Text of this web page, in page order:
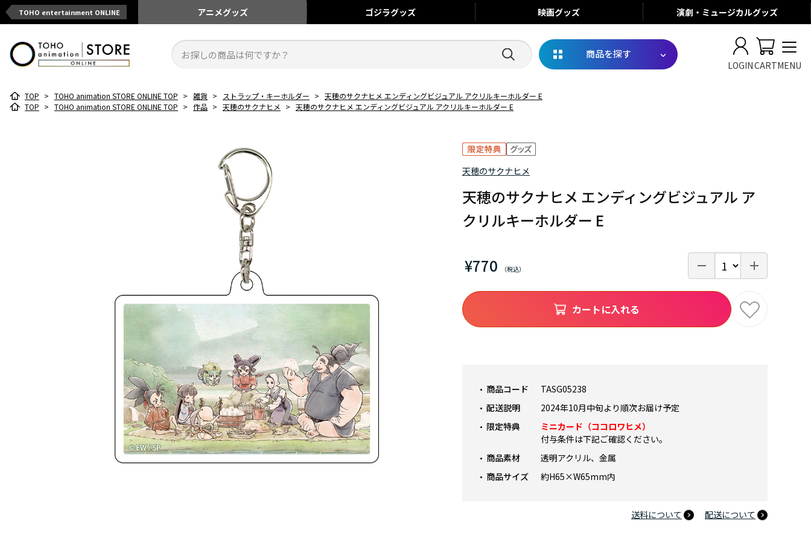
TOHO entertainment ONLINE アニメグッズ ゴジラグッズ 映画グッズ 演劇・ミュージカルグッズ
商品を探す
LOGINCARTMENU
TOP > TOHO animation STORE ONLINE TOP > 雑貨 > ストラップ・キーホルダー > 天穂のサクナヒメ エンディングビジュアル アクリルキーホルダー E
TOP > TOHO animation STORE ONLINE TOP > 作品 > 天穂のサクナヒメ > 天穂のサクナヒメ エンディングビジュアル アクリルキーホルダー E
天穂のサクナヒメ
天穂のサクナヒメ エンディングビジュアル ア
クリルキーホルダー E
¥770
商品コード
TASG05238
配送説明
2024年10月中旬より順次お届け予定
限定特典
ミニカード（ココロワヒメ）
付与条件は下記ご確認ください。
商品素材
透明アクリル、金属
商品サイズ
約H65×W65mm内
送料について 配送について
カートに入れる